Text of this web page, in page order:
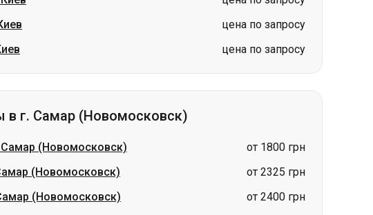
г. Самар (Новомосковск)
Самар (Новомосковск)
от 1800 грн
(Новомосковск)
(Новомосковск)
от 3800 грн
-Самар (Новомосковск)
цена по запросу
(Новомосковск)
цена по запросу